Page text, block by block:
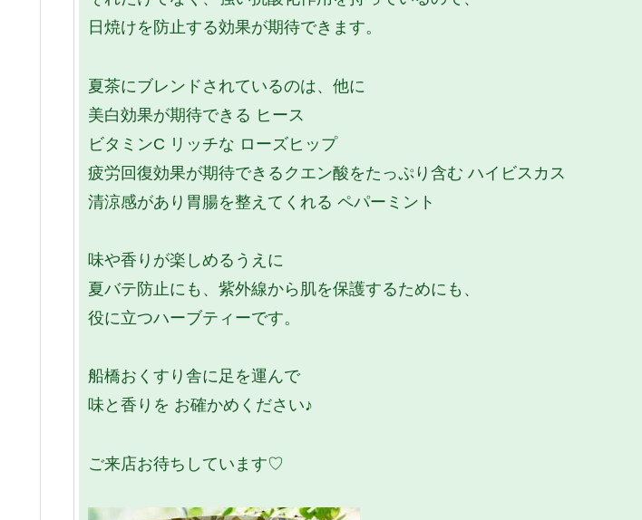
日焼けを防止する効果が期待できます。
夏茶にブレンドされているのは、他に
美白効果が期待できる ヒース
ビタミンC リッチな ローズヒップ
疲労回復効果が期待できるクエン酸をたっぷり含む ハイビスカス
清涼感があり胃腸を整えてくれる ペパーミント
味や香りが楽しめるうえに
夏バテ防止にも、紫外線から肌を保護するためにも、
役に立つハーブティーです。
船橋おくすり舎に足を運んで
味と香りを お確かめください♪
ご来店お待ちしています♡